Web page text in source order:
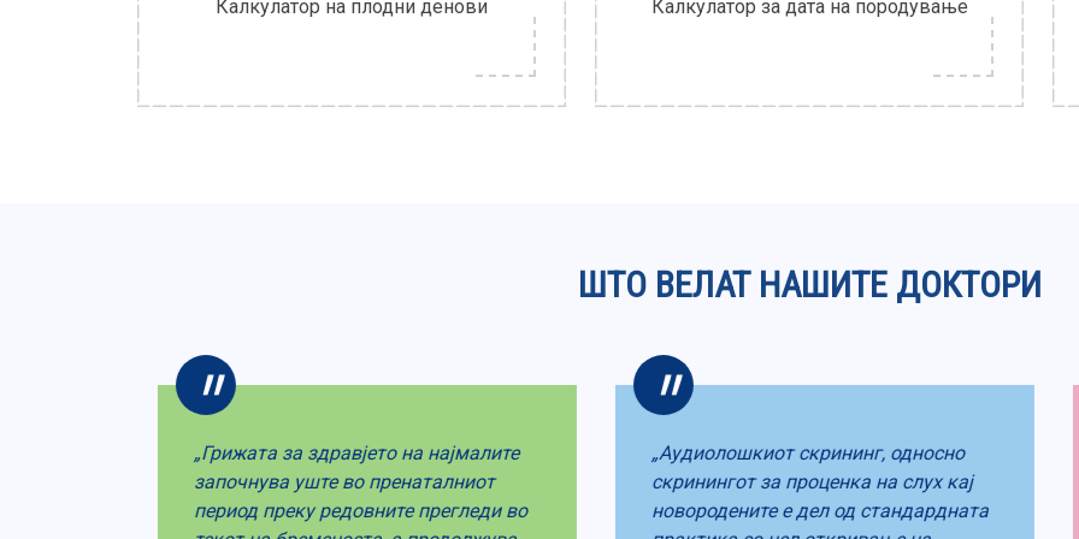
Калкулатор на плодни денови Калкулатор за дата на породување
ШТО ВЕЛАТ НАШИТЕ ДОКТОРИ
„Грижата за здравјето на најмалите
започнува уште во пренаталниот
период преку редовните прегледи во
„Аудиолошкиот скрининг, односно
скринингот за проценка на слух кај
новородените е дел од стандардната